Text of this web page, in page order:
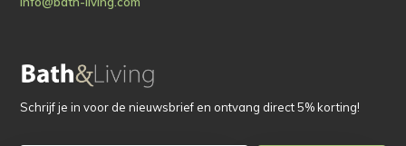
Schrijf je in voor de nieuwsbrief en ontvang direct 5% korting!